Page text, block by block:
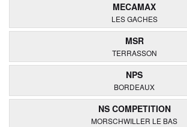
MECAMAX
LES GACHES
MSR
TERRASSON
NPS
BORDEAUX
NS COMPETITION
MORSCHWILLER LE BAS